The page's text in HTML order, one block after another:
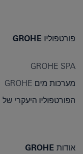
פורטפוליו GROHE
GROHE SPA
מערכות מים GROHE
הפורטפוליו היעקרי של GROHE
אודות GROHE